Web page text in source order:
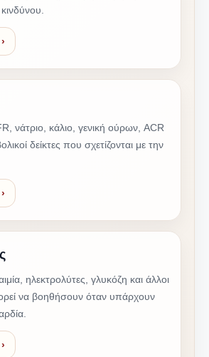
νάτριο, κάλιο, γενική ούρων, ACR
δείκτες που σχετίζονται με την
ηλεκτρολύτες, γλυκόζη και άλλοι
να βοηθήσουν όταν υπάρχουν